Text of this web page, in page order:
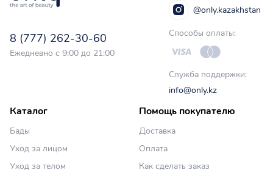
8 (777) 262-30-60
Ежедневно с 9:00 до 21:00
@only.kazakhstan
Способы оплаты:
Служба поддержки:
info@only.kz
Каталог
Бады
Уход за лицом
Уход за телом
Помощь покупателю
Доставка
Оплата
Как сделать заказ